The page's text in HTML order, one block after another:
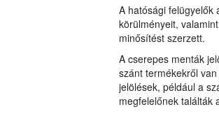
A hatósági felügyelők
körülményeit,
minősítést szerzett.
A cserepes menták
szánt termékekről
jelölések, például a
megfelelőnek találták